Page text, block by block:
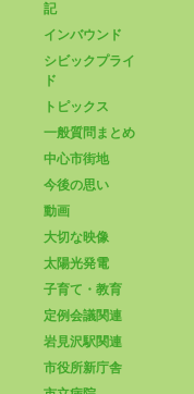
記
インバウンド
シビックプライ
ド
トピックス
一般質問まとめ
中心市街地
今後の思い
動画
大切な映像
太陽光発電
子育て・教育
定例会議関連
岩見沢駅関連
市役所新庁舎